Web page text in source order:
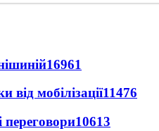
16961
мобілізації11476
переговори10613